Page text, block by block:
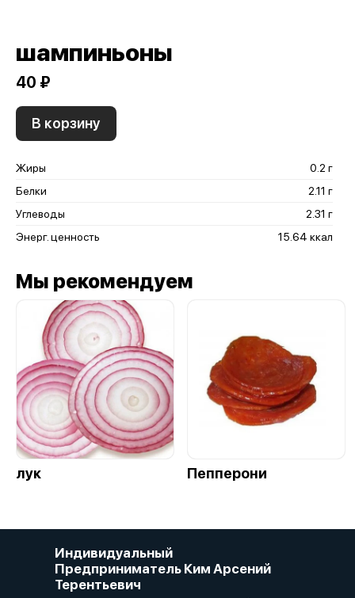
шампиньоны
40 ₽
В корзину
Жиры
0.2 г
Белки
2.11 г
Углеводы
2.31 г
Энерг. ценность
15.64 ккал
Мы рекомендуем
лук Пепперони
Индивидуальный
Предприниматель Ким Арсений
Терентьевич